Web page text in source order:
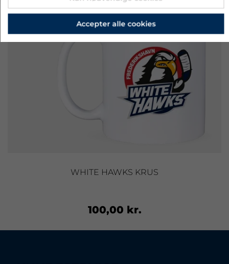
WHITE HAWKS KRUS
100,00 kr.
Accepter alle cookies